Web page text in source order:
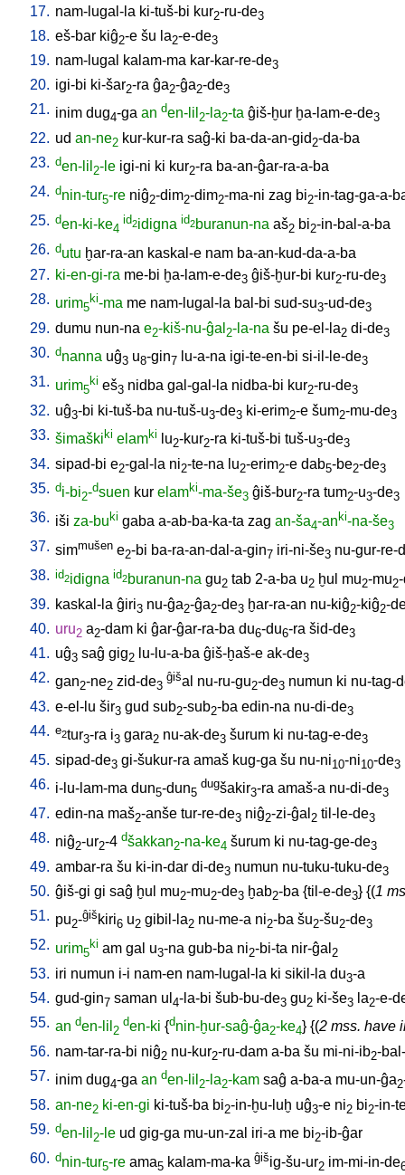
17. nam-lugal-la ki-tuš-bi kur2-ru-de3
18. eš-bar kiĝ2-e šu la2-e-de3
19. nam-lugal kalam-ma kar-kar-re-de3
20. igi-bi ki-šar2-ra ĝa2-ĝa2-de3
21. inim dug4-ga an den-lil 2-la2-ta ĝiš-ḫur ḫa-lam-e-de3
22. ud an-ne2 kur-kur-ra saĝ-ki ba-da-an-gid 2-da-ba
23. den-lil 2-le igi-ni ki kur2-ra ba-an-ĝar-ra-a-ba
24. dnin-tur5-re niĝ2-dim2-dim2-ma-ni zag bi2-in-tag-ga-a-
25. den-ki-ke4
id2idigna id2buranun-na aš2 bi2-in-bal-a-ba
26. dutu ḫar-ra-an kaskal-e nam ba-an-kud-da-a-ba
27. ki-en-gi-ra me-bi ḫa-lam-e-de3 ĝiš-ḫur-bi kur2-ru-de3
28. urim5
ki-ma me nam-lugal-la bal-bi sud-su3-ud-de3
29. dumu nun-na e2-kiš-nu-ĝal 2-la-na šu pe-el-la2 di-de3
30. dnanna uĝ3 u8-gin7 lu-a-na igi-te-en-bi si-il-le-de3
31. urim5
ki eš3 nidba gal-gal-la nidba-bi kur2-ru-de3
32. uĝ3-bi ki-tuš-ba nu-tuš-u3-de3 ki-erim2-e šum2-mu-de3
33. šimaškiki elamki lu2-kur2-ra ki-tuš-bi tuš-u3-de3
34. sipad-bi e2-gal-la ni2-te-na lu2-erim2-e dab5-be2-de3
35. di-bi2-dsuen kur elamki-ma-še3 ĝiš-bur2-ra tum2-u3-de3
36. iši za-buki gaba a-ab-ba-ka-ta zag an-ša4-anki-na-še3
37. simmušen e2-bi ba-ra-an-dal-a-gin7 iri-ni-še3 nu-gur-re-
38. id2idigna id2buranun-na gu2 tab 2-a-ba u2 ḫul mu2-mu2
39. kaskal-la ĝiri3 nu-ĝa2-ĝa2-de3 ḫar-ra-an nu-kiĝ2-kiĝ2-
40. uru2 a2-dam ki ĝar-ĝar-ra-ba du6-du6-ra šid-de3
41. uĝ3 saĝ gig2 lu-lu-a-ba ĝiš-ḫaš-e ak-de3
42. gan2-ne2 zid-de3
ĝišal nu-ru-gu2-de3 numun ki nu-tag-
43. e-el-lu šir3 gud sub2-sub2-ba edin-na nu-di-de3
44. e2tur3-ra i3 gara2 nu-ak-de3 šurum ki nu-tag-e-de3
45. sipad-de3 gi-šukur-ra amaš kug-ga šu nu-ni10-ni10-de3
46. i-lu-lam-ma dun5-dun5
dugšakir3-ra amaš-a nu-di-de3
47. edin-na maš2-anše tur-re-de3 niĝ2-zi-ĝal 2 til-le-de3
48. niĝ2-ur2-4 dšakkan2-na-ke4 šurum ki nu-tag-ge-de3
49. ambar-ra šu ki-in-dar di-de3 numun nu-tuku-tuku-de3
50. ĝiš-gi gi saĝ ḫul mu2-mu2-de3 ḫab2-ba {til-e-de3} {(1
51. pu2-ĝiš kiri6 u2 gibil-la2 nu-me-a ni2-ba šu2-šu2-de3
52. urim5
ki am gal u3-na gub-ba ni2-bi-ta nir-ĝal 2
53. iri numun i-i nam-en nam-lugal-la ki sikil-la du3-a
54. gud-gin7 saman ul 4-la-bi šub-bu-de3 gu2 ki-še3 la2-e-
55. an den-lil 2
den-ki {dnin-ḫur-saĝ-ĝa2-ke4} {(2 mss. have
56. nam-tar-ra-bi niĝ2 nu-kur2-ru-dam a-ba šu mi-ni-ib2-
57. inim dug4-ga an den-lil 2-la2-kam saĝ a-ba-a mu-un-ĝa2
58. an-ne2 ki-en-gi ki-tuš-ba bi2-in-ḫu-luḫ uĝ3-e ni2 bi2-in-
59. den-lil 2-le ud gig-ga mu-un-zal iri-a me bi2-ib-ĝar
60. dnin-tur5-re ama5 kalam-ma-ka ĝišig-šu-ur2 im-mi-in-de